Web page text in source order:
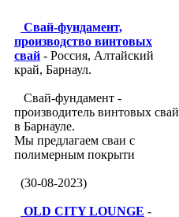
Свай-фундамент,
производство винтовых
свай - Россия, Алтайский
край, Барнаул.
Свай-фундамент -
производитель винтовых свай
в Барнауле.
Мы предлагаем сваи с
полимерным покрыти
(30-08-2023)
OLD CITY LOUNGE -